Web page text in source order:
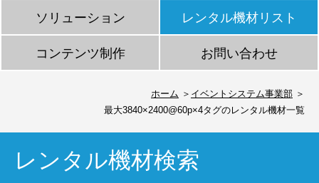
ソリューション レンタル機材リスト
コンテンツ制作 お問い合わせ
ホーム
イベントシステム事業部
最大3840×2400@60p×4タグのレンタル機材一覧
レンタル機材検索